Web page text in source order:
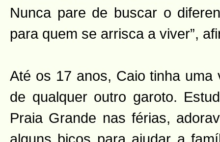
Nunca pare de buscar o
para quem se arrisca a viver”,
Até os 17 anos, Caio tinha uma
de qualquer outro garoto.
Praia Grande nas férias,